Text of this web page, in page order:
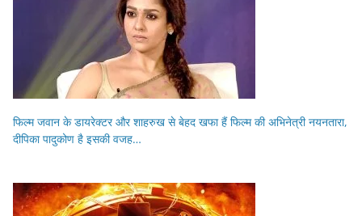
फिल्म जवान के डायरेक्टर और शाहरुख से बेहद खफा हैं फिल्म की अभिनेत्री नयनतारा,
दीपिका पादुकोण है इसकी वजह…